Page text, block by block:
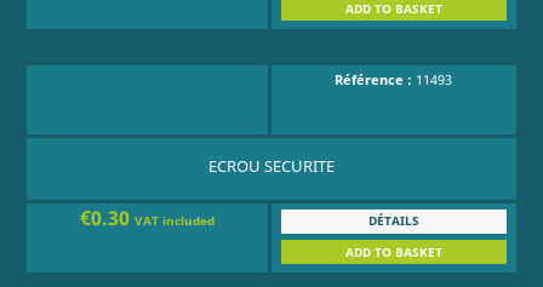
ADD TO BASKET
Référence : 11493
ECROU SECURITE
€0.30VAT included
DÉTAILS
ADD TO BASKET